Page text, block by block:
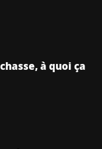
à quoi ça